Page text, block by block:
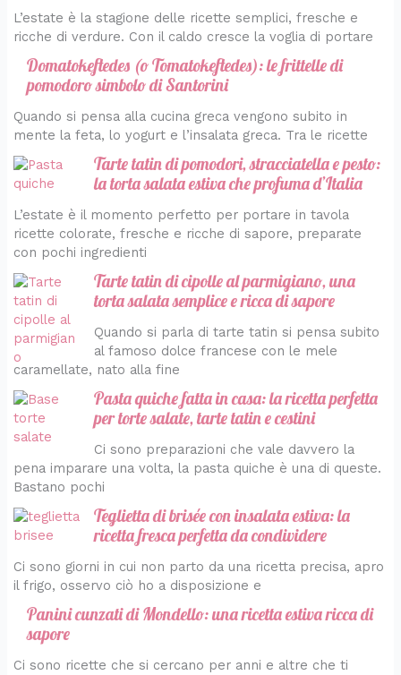
L’estate è la stagione delle ricette semplici, fresche e
ricche di verdure. Con il caldo cresce la voglia di portare
Domatokeftedes (o Tomatokeftedes): le frittelle di
pomodoro simbolo di Santorini
Quando si pensa alla cucina greca vengono subito in
mente la feta, lo yogurt e l’insalata greca. Tra le ricette
Tarte tatin di pomodori, stracciatella e pesto:
la torta salata estiva che profuma d’Italia
L’estate è il momento perfetto per portare in tavola
ricette colorate, fresche e ricche di sapore, preparate
con pochi ingredienti
Tarte tatin di cipolle al parmigiano, una
torta salata semplice e ricca di sapore
Quando si parla di tarte tatin si pensa subito
al famoso dolce francese con le mele
caramellate, nato alla fine
Pasta quiche fatta in casa: la ricetta perfetta
per torte salate, tarte tatin e cestini
Ci sono preparazioni che vale davvero la
pena imparare una volta, la pasta quiche è una di queste.
Bastano pochi
Teglietta di brisée con insalata estiva: la
ricetta fresca perfetta da condividere
Ci sono giorni in cui non parto da una ricetta precisa, apro
il frigo, osservo ciò ho a disposizione e
Panini cunzati di Mondello: una ricetta estiva ricca di
sapore
Ci sono ricette che si cercano per anni e altre che ti